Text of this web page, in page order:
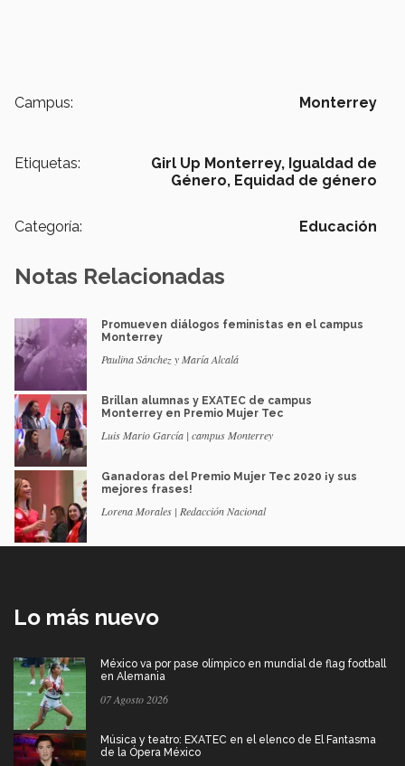
Campus: Monterrey
Etiquetas: Girl Up Monterrey, Igualdad de
Género, Equidad de género
Categoría: Educación
Notas Relacionadas
Promueven diálogos feministas en el campus
Monterrey
Paulina Sánchez y María Alcalá
Brillan alumnas y EXATEC de campus
Monterrey en Premio Mujer Tec
Luis Mario García | campus Monterrey
Ganadoras del Premio Mujer Tec 2020 ¡y sus
mejores frases!
Lorena Morales | Redacción Nacional
Lo más nuevo
México va por pase olímpico en mundial de flag football
en Alemania
07 Agosto 2026
Música y teatro: EXATEC en el elenco de El Fantasma
de la Ópera México